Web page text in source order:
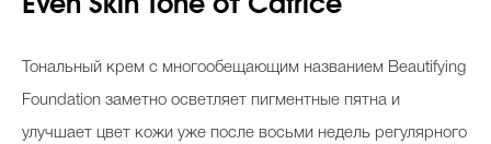
Тональный крем с многообещающим названием Beautifying
Foundation заметно осветляет пигментные пятна и
улучшает цвет кожи уже после восьми недель регулярного